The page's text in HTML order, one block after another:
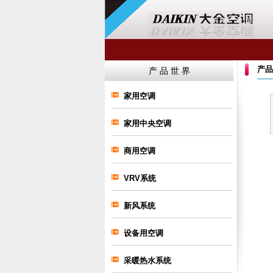
产 品 世 界
家用空调
家用中央空调
商用空调
VRV系统
新风系统
设备用空调
采暖热水系统
产